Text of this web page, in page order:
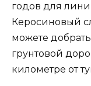
годов для
Керосиновый
можете
грунтовой
километре от